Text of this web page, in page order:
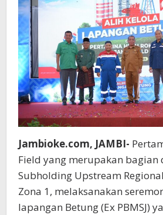
Jambioke.com, JAMBI-
Field yang merupakan bagian
Subholding Upstream
Zona 1, melaksanakan
lapangan Betung (Ex PBMSJ)